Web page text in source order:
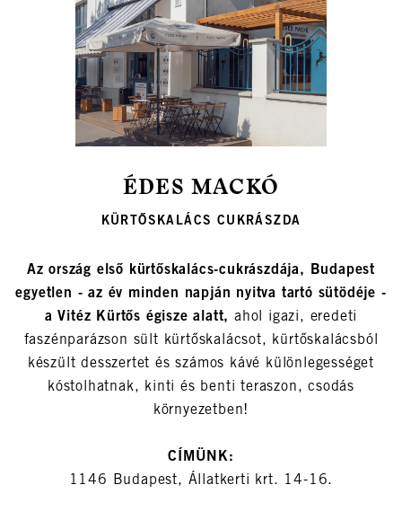
ÉDES MACKÓ
KÜRTŐSKALÁCS CUKRÁSZDA
Az ország első kürtőskalács-cukrászdája, Budapest
egyetlen - az év minden napján nyitva tartó sütödéje -
a Vitéz Kürtős égisze alatt, ahol igazi, eredeti
faszénparázson sült kürtőskalácsot, kürtőskalácsból
készült desszertet és számos kávé különlegességet
kóstolhatnak, kinti és benti teraszon, csodás
környezetben!
CÍMÜNK:
1146 Budapest, Állatkerti krt. 14-16.